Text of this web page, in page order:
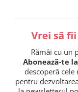
Vrei să
Rămâi cu un
Abonează-te
descoperă
pentru